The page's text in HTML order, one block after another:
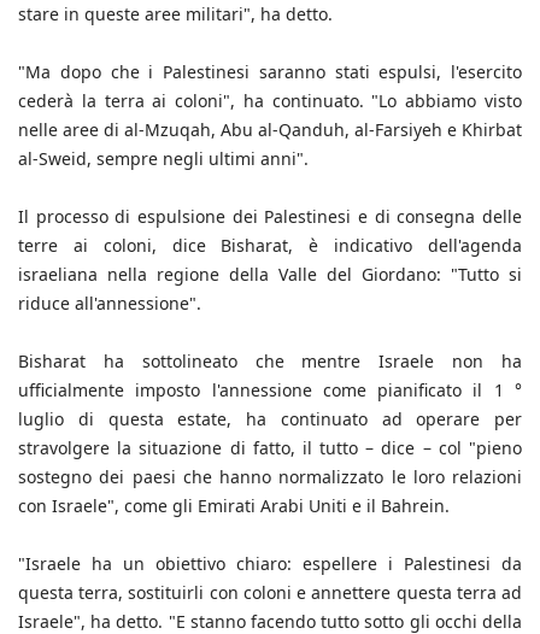
stare in queste aree militari", ha detto.
"Ma dopo che i Palestinesi saranno stati espulsi, l'esercito
cederà la terra ai coloni", ha continuato. "Lo abbiamo visto
nelle aree di al-Mzuqah, Abu al-Qanduh, al-Farsiyeh e Khirbat
al-Sweid, sempre negli ultimi anni".
Il processo di espulsione dei Palestinesi e di consegna delle
terre ai coloni, dice Bisharat, è indicativo dell'agenda
israeliana nella regione della Valle del Giordano: "Tutto si
riduce all'annessione".
Bisharat ha sottolineato che mentre Israele non ha
ufficialmente imposto l'annessione come pianificato il 1 °
luglio di questa estate, ha continuato ad operare per
stravolgere la situazione di fatto, il tutto – dice – col "pieno
sostegno dei paesi che hanno normalizzato le loro relazioni
con Israele", come gli Emirati Arabi Uniti e il Bahrein.
"Israele ha un obiettivo chiaro: espellere i Palestinesi da
questa terra, sostituirli con coloni e annettere questa terra ad
Israele", ha detto. "E stanno facendo tutto sotto gli occhi della